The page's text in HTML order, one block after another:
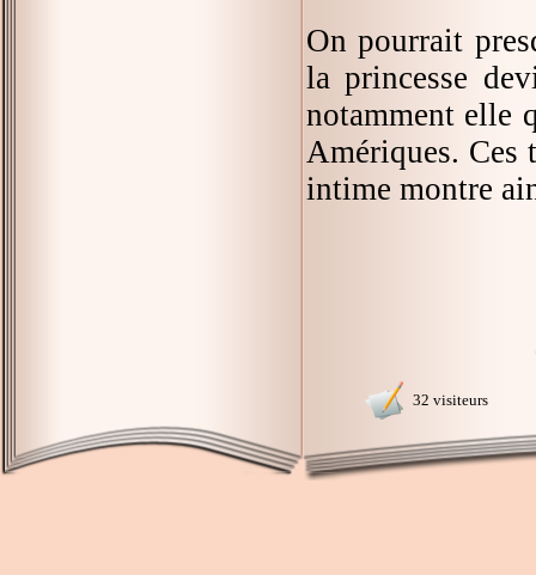
On pourrait
la princesse
notamment elle
Amériques. Ces
intime montre
32 visiteurs